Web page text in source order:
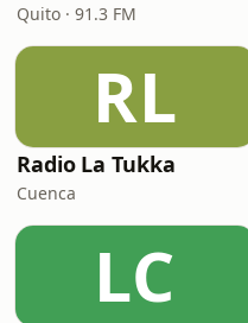
Quito · 91.3 FM
RL
Radio La Tukka
Cuenca
LC